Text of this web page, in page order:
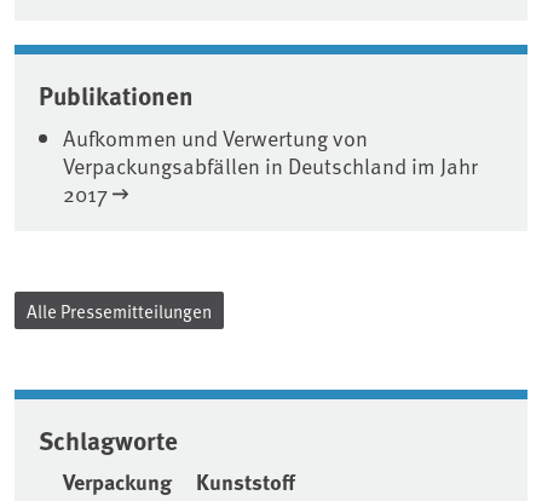
Publikationen
Aufkommen und Verwertung von
Verpackungsabfällen in Deutschland im Jahr
2017
Alle Pressemitteilungen
Schlagworte
Verpackung Kunststoff